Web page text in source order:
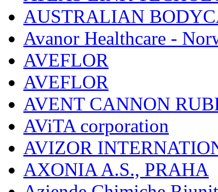
AUSTRALIAN
Avanor Healthcare -
AVEFLOR
AVEFLOR
AVENT CANNON
AViTA corporation
AVIZOR
AXONIA A.S., PRAHA